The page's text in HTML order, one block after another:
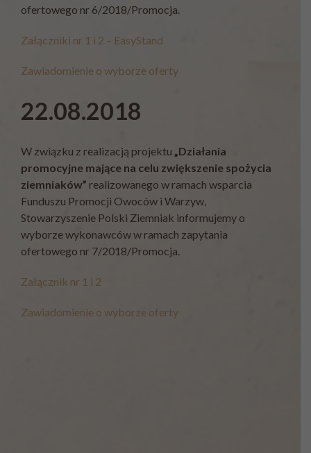
ofertowego nr 6/2018/Promocja.
Załączniki nr 1 i 2 – EasyStand
Zawiadomienie o wyborze oferty
22.08.2018
W związku z realizacją projektu „Działania
promocyjne mające na celu zwiększenie spożycia
ziemniaków” realizowanego w ramach wsparcia
Funduszu Promocji Owoców i Warzyw,
Stowarzyszenie Polski Ziemniak informujemy o
wyborze wykonawców w ramach zapytania
ofertowego nr 7/2018/Promocja.
Załącznik nr 1 i 2
Zawiadomienie o wyborze oferty